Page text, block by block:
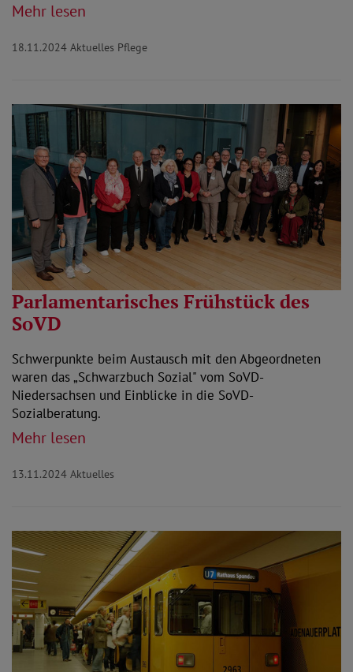
Mehr lesen
18.11.2024 Aktuelles Pflege
Parlamentarisches Frühstück des
SoVD
Schwerpunkte beim Austausch mit den Abgeordneten
waren das „Schwarzbuch Sozial" vom SoVD-
Niedersachsen und Einblicke in die SoVD-
Sozialberatung.
Mehr lesen
13.11.2024 Aktuelles